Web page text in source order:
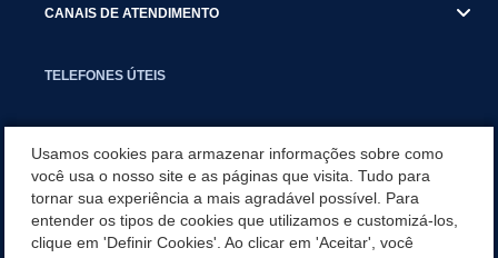
CANAIS DE ATENDIMENTO
TELEFONES ÚTEIS
NOTÍCIAS
Usamos cookies para armazenar informações sobre como
você usa o nosso site e as páginas que visita. Tudo para
tornar sua experiência a mais agradável possível. Para
entender os tipos de cookies que utilizamos e customizá-los,
clique em 'Definir Cookies'. Ao clicar em 'Aceitar', você